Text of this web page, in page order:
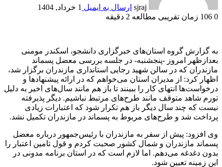
sjraj ارسال به ایمیل 1 خرداد, 1404
0
زمان تقریبی مطالعه 2 دقیقه
به گزارش گروه استان‌های خبرگزاری دانشجو، اسکندر مومنی
بعدازظهر امروز -پنجشنبه- در جلسه بررسی معضل پسماند
مازندران که در سالن شهید رجایی استانداری مازندران برگزار شد،
اظهار کرد: از مدیران استان می‌خواهم که در ارائه پیشنهادها و
درخواست‌ها انتهای کار را ببینند تا باز هم مانند سال‌های اخیر به دلیل
تورم شاهد متوقف مانند طرح‌های مرتبط نباشیم. دیگر پذیرفته
نیست که چند سال دیگر باز هم تکرار شود که اعتبارات زیادی
پرداخت شد و طرح‌های مربوط به پسماند در مازندران تکمیل نشد.
وی افزود: پیش از سفر به مازندران با رئیس‌جمهور درباره معضل
پسماند مازندران و شمال کشور صحبت کردم و قول تامین اعتبار را
بدون دغدغه می‌دهم. اما لازم است که در استان برنامه مدونی در
این زمینه تعیین شود.